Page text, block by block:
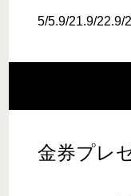
5/5.9/21.9/22.9/
金券プレ